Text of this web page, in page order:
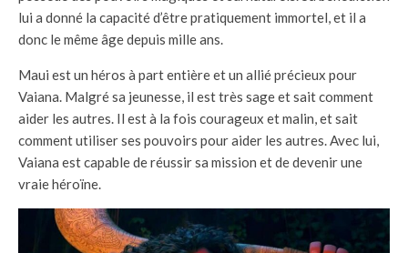
lui a donné la capacité d’être pratiquement immortel, et il a
donc le même âge depuis mille ans.
Maui est un héros à part entière et un allié précieux pour
Vaiana. Malgré sa jeunesse, il est très sage et sait comment
aider les autres. Il est à la fois courageux et malin, et sait
comment utiliser ses pouvoirs pour aider les autres. Avec lui,
Vaiana est capable de réussir sa mission et de devenir une
vraie héroïne.